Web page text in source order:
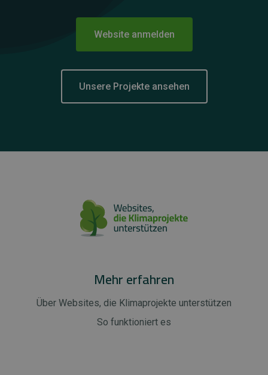
Website anmelden
Unsere Projekte ansehen
Mehr erfahren
Über Websites, die Klimaprojekte unterstützen
So funktioniert es